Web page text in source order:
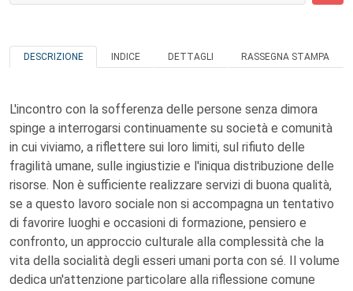
DESCRIZIONE INDICE DETTAGLI RASSEGNA STAMPA
L'incontro con la sofferenza delle persone senza dimora
spinge a interrogarsi continuamente su società e comunità
in cui viviamo, a riflettere sui loro limiti, sul rifiuto delle
fragilità umane, sulle ingiustizie e l'iniqua distribuzione delle
risorse. Non è sufficiente realizzare servizi di buona qualità,
se a questo lavoro sociale non si accompagna un tentativo
di favorire luoghi e occasioni di formazione, pensiero e
confronto, un approccio culturale alla complessità che la
vita della socialità degli esseri umani porta con sé. Il volume
dedica un'attenzione particolare alla riflessione comune